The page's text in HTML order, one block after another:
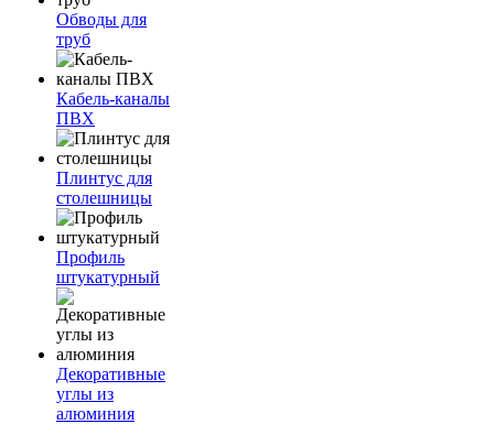
Обводы для
труб
Кабель-каналы
ПВХ
Плинтус для
столешницы
Профиль
штукатурный
Декоративные
углы из
алюминия